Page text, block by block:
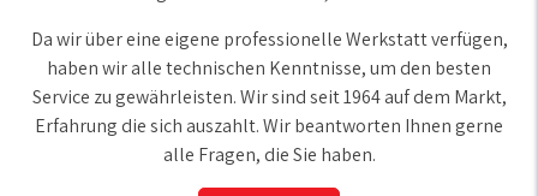
Da wir über eine eigene professionelle Werkstatt verfügen,
haben wir alle technischen Kenntnisse, um den besten
Service zu gewährleisten. Wir sind seit 1964 auf dem Markt,
Erfahrung die sich auszahlt. Wir beantworten Ihnen gerne
alle Fragen, die Sie haben.